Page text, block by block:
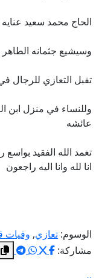
الحاج محمد سعيد
وسيشيع جثمانه
تقبل التعازي للرجال
وللنساء في منزل ابن
عائشه
تغمد الله الفقيد
انا لله وانا اليه راجعون
الوسوم: تعازي, وفيات
مشاركة: